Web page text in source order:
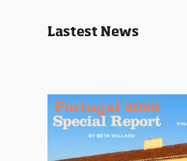
Lastest News